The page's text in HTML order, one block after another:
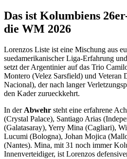
Das ist Kolumbiens
die WM 2026
Lorenzos Liste ist eine Mischung aus
suedamerikanischer Liga-Erfahrung
setzt der Argentinier auf das Trio
Montero (Velez Sarsfield) und Veteran
Nacional), der nach langer
den Kader zurueckkehrt.
In der Abwehr steht eine erfahrene
(Crystal Palace), Santiago Arias
(Galatasaray), Yerry Mina (Cagliari),
Lucumi (Bologna), Johan Mojica
(Nantes). Mina, mit 31 noch immer
Innenverteidiger, ist Lorenzos